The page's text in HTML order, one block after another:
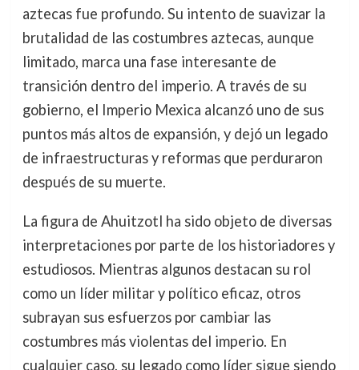
aztecas fue profundo. Su intento de suavizar la
brutalidad de las costumbres aztecas, aunque
limitado, marca una fase interesante de
transición dentro del imperio. A través de su
gobierno, el Imperio Mexica alcanzó uno de sus
puntos más altos de expansión, y dejó un legado
de infraestructuras y reformas que perduraron
después de su muerte.
La figura de Ahuitzotl ha sido objeto de diversas
interpretaciones por parte de los historiadores y
estudiosos. Mientras algunos destacan su rol
como un líder militar y político eficaz, otros
subrayan sus esfuerzos por cambiar las
costumbres más violentas del imperio. En
cualquier caso, su legado como líder sigue siendo